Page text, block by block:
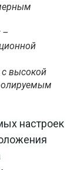
–
высокой
настроек